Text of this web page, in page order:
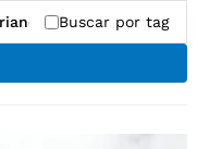
Buscar por tag